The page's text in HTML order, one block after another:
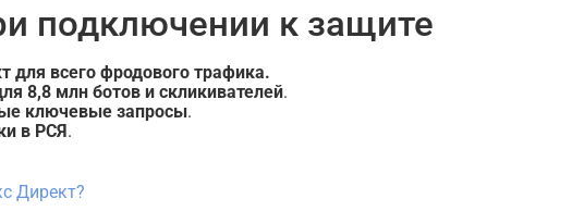
подключении к защите
всего фродового трафика.
8,8 млн ботов и скликивателей.
ключевые запросы.
в РСЯ.
Директ?